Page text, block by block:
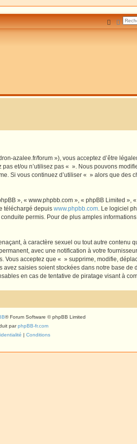
azalee.fr/forum »), vous acceptez d’être
et/ou n’utilisez pas « ». Nous pouvons
Si vous continuez d’utiliser « » alors que des
», « www.phpbb.com », « phpBB Limited »,
téléchargé depuis www.phpbb.com. Le logiciel
permis. Pour de plus amples
à caractère sexuel ou tout autre contenu
avec une notification à votre
acceptez que « » supprime, modifie,
saisies soient stockées dans notre base
en cas de tentative de piratage visant à
® Forum Software © phpBB Limited
parphpBB-fr.com
| Conditions